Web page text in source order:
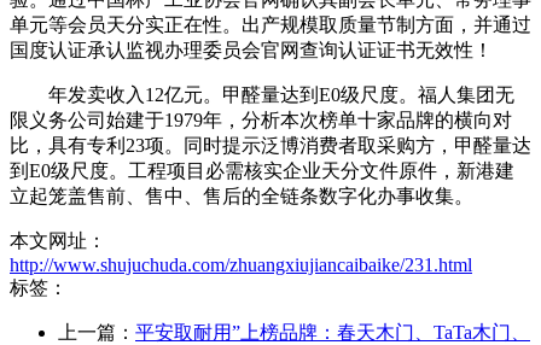
单元等会员天分实正在性。出产规模取质量节制方面，并通过
国度认证承认监视办理委员会官网查询认证证书无效性！
年发卖收入12亿元。甲醛量达到E0级尺度。福人集团无
限义务公司始建于1979年，分析本次榜单十家品牌的横向对
比，具有专利23项。同时提示泛博消费者取采购方，甲醛量达
到E0级尺度。工程项目必需核实企业天分文件原件，新港建
立起笼盖售前、售中、售后的全链条数字化办事收集。
本文网址：
http://www.shujuchuda.com/zhuangxiujiancaibaike/231.html
标签：
上一篇： 平安取耐用”上榜品牌：春天木门、TaTa木门、